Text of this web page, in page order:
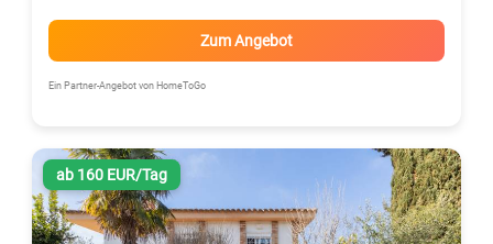
Zum Angebot
Ein Partner-Angebot von HomeToGo
ab 160 EUR/Tag